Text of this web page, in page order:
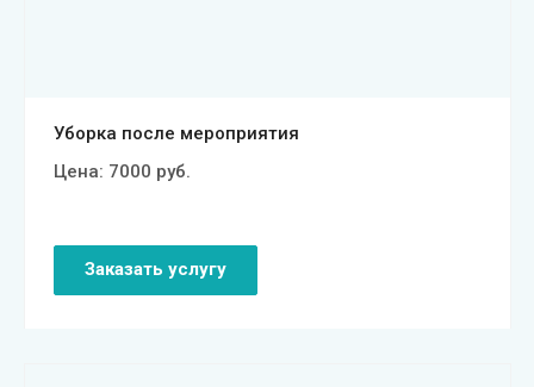
Уборка после мероприятия
Цена: 7000 руб.
Заказать услугу